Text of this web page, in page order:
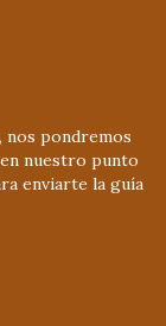
nos pondremos
nuestro punto
enviarte la guía